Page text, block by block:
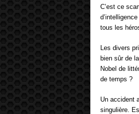
C’est ce
tous les
Les divers
bien sûr de
Nobel de
de temps ?
Un accident
singulière.